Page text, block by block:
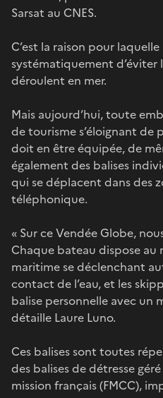
Sarsat au CNES.
C’est la raison pour
systématiquement d’éviter
déroulent en mer.
Mais aujourd’hui, toute
de tourisme s’éloignant de
doit en être équipée, de
également des balises
qui se déplacent dans des
téléphonique.
« Sur ce Vendée Globe,
Chaque bateau dispose au
maritime se déclenchant
contact de l’eau, et les
balise personnelle avec un
détaille Laure Luno.
Ces balises sont toutes
des balises de détresse
mission français (FMCC),